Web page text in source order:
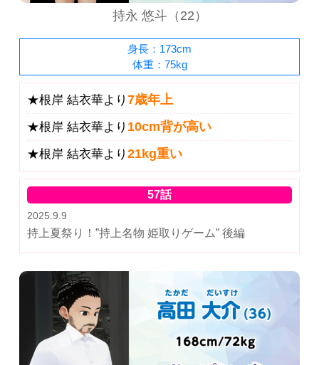
持永 悠斗（22）
身長：173cm
体重：75kg
★根岸 結衣華より7歳年上
★根岸 結衣華より 10cm背が高い
★根岸 結衣華より21kg重い
57話
2025.9.9
持上夏祭り！”持上名物 姫取りゲーム” 後編